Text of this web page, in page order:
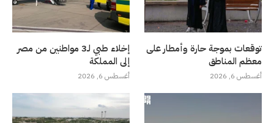
توقعات بموجة حارة وأمطار على
معظم المناطق
أغسطس 6, 2026
إخلاء طبي لـ3 مواطنين من مصر
إلى المملكة
أغسطس 6, 2026